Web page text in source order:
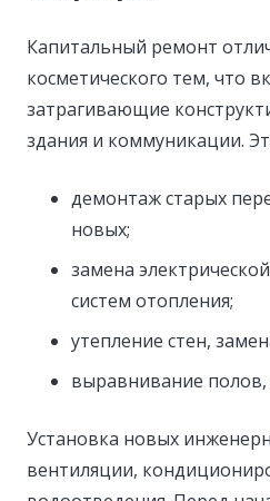
Капитальный ремонт
косметического тем, что
затрагивающие
здания и коммуникации.
демонтаж старых
новых;
замена
систем отопления;
утепление стен,
выравнивание полов,
Установка новых
вентиляции,